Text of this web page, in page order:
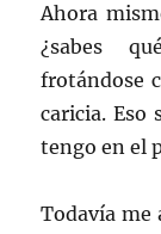
Ahora
¿sabes
frotándose
caricia. Eso
tengo en el
Todavía me